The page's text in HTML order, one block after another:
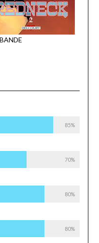
85%
70%
80%
80%